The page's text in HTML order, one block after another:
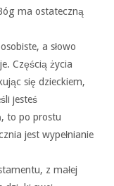
ma ostateczną
a słowo
Częścią życia
się dzieckiem,
jesteś
to po prostu
jest wypełnianie
z małej